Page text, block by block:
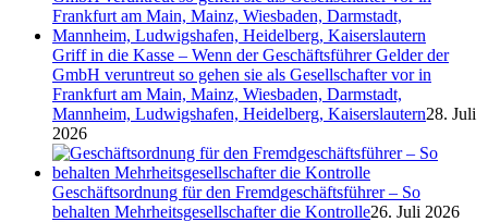
Griff in die Kasse – Wenn der Geschäftsführer Gelder der
GmbH veruntreut so gehen sie als Gesellschafter vor in
Frankfurt am Main, Mainz, Wiesbaden, Darmstadt,
Mannheim, Ludwigshafen, Heidelberg, Kaiserslautern28. Juli
2026
Geschäftsordnung für den Fremdgeschäftsführer – So
behalten Mehrheitsgesellschafter die Kontrolle26. Juli 2026